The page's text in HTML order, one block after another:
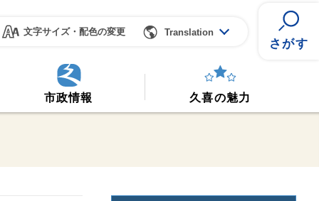
文字サイズ・配色の変更 Translation
さがす
市政情報 久喜の魅力